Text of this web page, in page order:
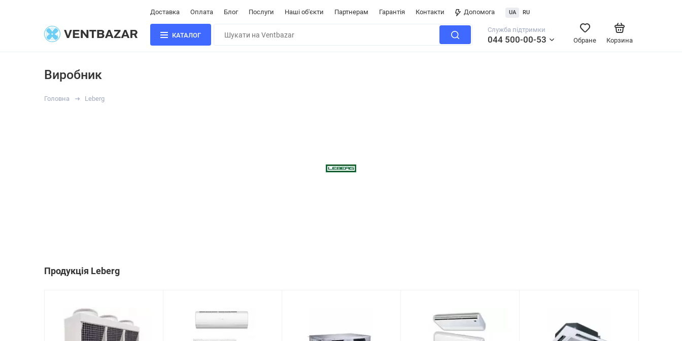
Доставка Оплата Блог Послуги Наші об'єкти Партнерам Гарантія Контакти Допомога UA RU
КАТАЛОГ
Служба підтримки
044 500-00-53 Корзина
Обране
Виробник
Головна Leberg
Продукція Leberg